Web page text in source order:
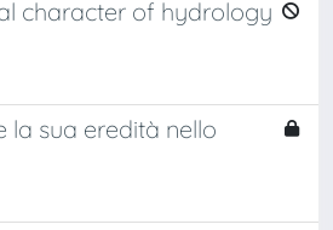
character of hydrology
la sua eredità nello